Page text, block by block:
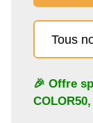
Tous
🎉 Offre
COLOR50